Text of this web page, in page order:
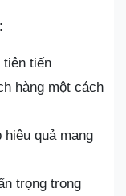
tiến
hàng một cách
quả mang
trọng trong